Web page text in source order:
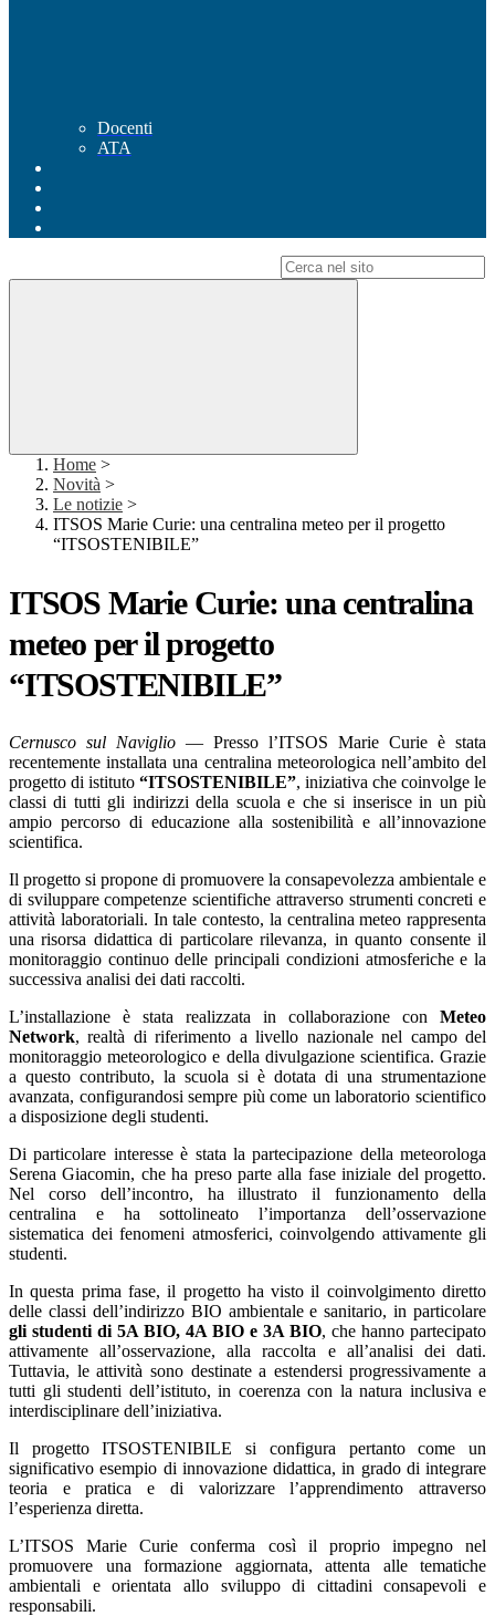
Docenti
ATA
Home >
Novità >
Le notizie >
ITSOS Marie Curie: una centralina meteo per il progetto
“ITSOSTENIBILE”
ITSOS Marie Curie: una centralina
meteo per il progetto
“ITSOSTENIBILE”
Cernusco sul Naviglio — Presso l’ITSOS Marie Curie è stata
recentemente installata una centralina meteorologica nell’ambito del
progetto di istituto “ITSOSTENIBILE”, iniziativa che coinvolge le
classi di tutti gli indirizzi della scuola e che si inserisce in un più
ampio percorso di educazione alla sostenibilità e all’innovazione
scientifica.
Il progetto si propone di promuovere la consapevolezza ambientale e
di sviluppare competenze scientifiche attraverso strumenti concreti e
attività laboratoriali. In tale contesto, la centralina meteo rappresenta
una risorsa didattica di particolare rilevanza, in quanto consente il
monitoraggio continuo delle principali condizioni atmosferiche e la
successiva analisi dei dati raccolti.
L’installazione è stata realizzata in collaborazione con Meteo
Network, realtà di riferimento a livello nazionale nel campo del
monitoraggio meteorologico e della divulgazione scientifica. Grazie
a questo contributo, la scuola si è dotata di una strumentazione
avanzata, configurandosi sempre più come un laboratorio scientifico
a disposizione degli studenti.
Di particolare interesse è stata la partecipazione della meteorologa
Serena Giacomin, che ha preso parte alla fase iniziale del progetto.
Nel corso dell’incontro, ha illustrato il funzionamento della
centralina e ha sottolineato l’importanza dell’osservazione
sistematica dei fenomeni atmosferici, coinvolgendo attivamente gli
studenti.
In questa prima fase, il progetto ha visto il coinvolgimento diretto
delle classi dell’indirizzo BIO ambientale e sanitario, in particolare
gli studenti di 5A BIO, 4A BIO e 3A BIO, che hanno partecipato
attivamente all’osservazione, alla raccolta e all’analisi dei dati.
Tuttavia, le attività sono destinate a estendersi progressivamente a
tutti gli studenti dell’istituto, in coerenza con la natura inclusiva e
interdisciplinare dell’iniziativa.
Il progetto ITSOSTENIBILE si configura pertanto come un
significativo esempio di innovazione didattica, in grado di integrare
teoria e pratica e di valorizzare l’apprendimento attraverso
l’esperienza diretta.
L’ITSOS Marie Curie conferma così il proprio impegno nel
promuovere una formazione aggiornata, attenta alle tematiche
ambientali e orientata allo sviluppo di cittadini consapevoli e
responsabili.